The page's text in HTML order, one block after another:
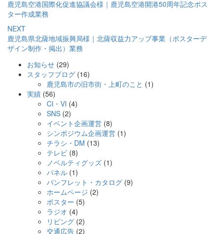
有
鹿児島空港国際化促進協議会様｜鹿児島空港開港50周年記念ポス
ター作成業務
NEXT
鹿児島県北薩地域振興局様｜北薩収益力アップ事業（ポスターデ
ザイン制作・掲出）業務
新しい働き方AWARDを受賞しました！
【イベント告知】WBC CARES JAPAN in KAGOSHIMAを開催しま
【登壇実績】東京都内中学校にてキャリア教育「校内ハローワー
ク」の外部講師を務めました！
お知らせ (29)
スタッフブログ (16)
鹿児島市の旧市街・上町のこと (1)
実績 (56)
CI・VI (4)
SNS (2)
イベント企画運営 (8)
シンポジウム企画運営 (1)
チラシ・DM (13)
テレビ (8)
ノベルティグッズ (1)
パネル (1)
パンフレット・カタログ (9)
ホームページ (2)
ポスター (5)
ラジオ (4)
リビング (2)
交通広告 (2)